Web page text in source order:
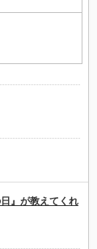
』が教えてくれ